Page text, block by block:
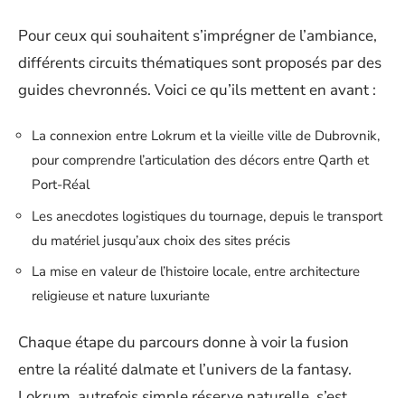
Pour ceux qui souhaitent s’imprégner de l’ambiance,
différents circuits thématiques sont proposés par des
guides chevronnés. Voici ce qu’ils mettent en avant :
La connexion entre Lokrum et la vieille ville de Dubrovnik,
pour comprendre l’articulation des décors entre Qarth et
Port-Réal
Les anecdotes logistiques du tournage, depuis le transport
du matériel jusqu’aux choix des sites précis
La mise en valeur de l’histoire locale, entre architecture
religieuse et nature luxuriante
Chaque étape du parcours donne à voir la fusion
entre la réalité dalmate et l’univers de la fantasy.